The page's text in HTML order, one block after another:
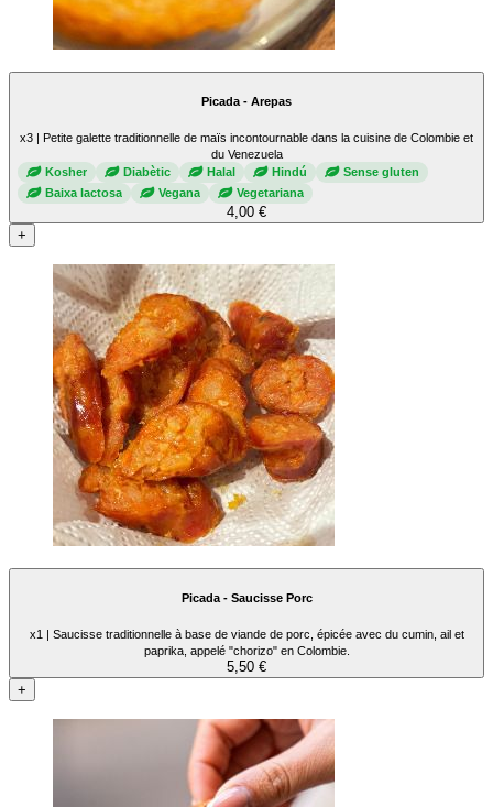
Picada - Arepas
x3 | Petite galette traditionnelle de maïs incontournable dans la cuisine de Colombie et
du Venezuela
Kosher
Diabètic Halal Hindú
Sense gluten
Baixa lactosa
Vegana Vegetariana
4,00 €
+
Picada - Saucisse Porc
x1 | Saucisse traditionnelle à base de viande de porc, épicée avec du cumin, ail et
paprika, appelé "chorizo" en Colombie.
5,50 €
+